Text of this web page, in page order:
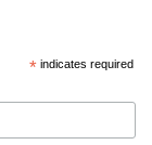
*indicates required